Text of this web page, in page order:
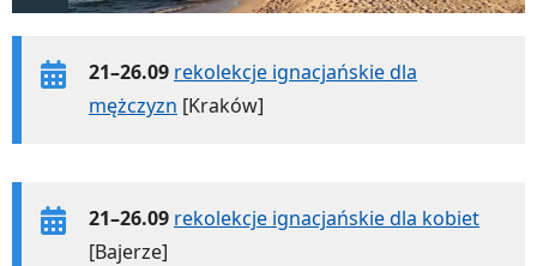
21–26.09 rekolekcje ignacjańskie dla
mężczyzn [Kraków]
21–26.09 rekolekcje ignacjańskie dla kobiet
[Bajerze]